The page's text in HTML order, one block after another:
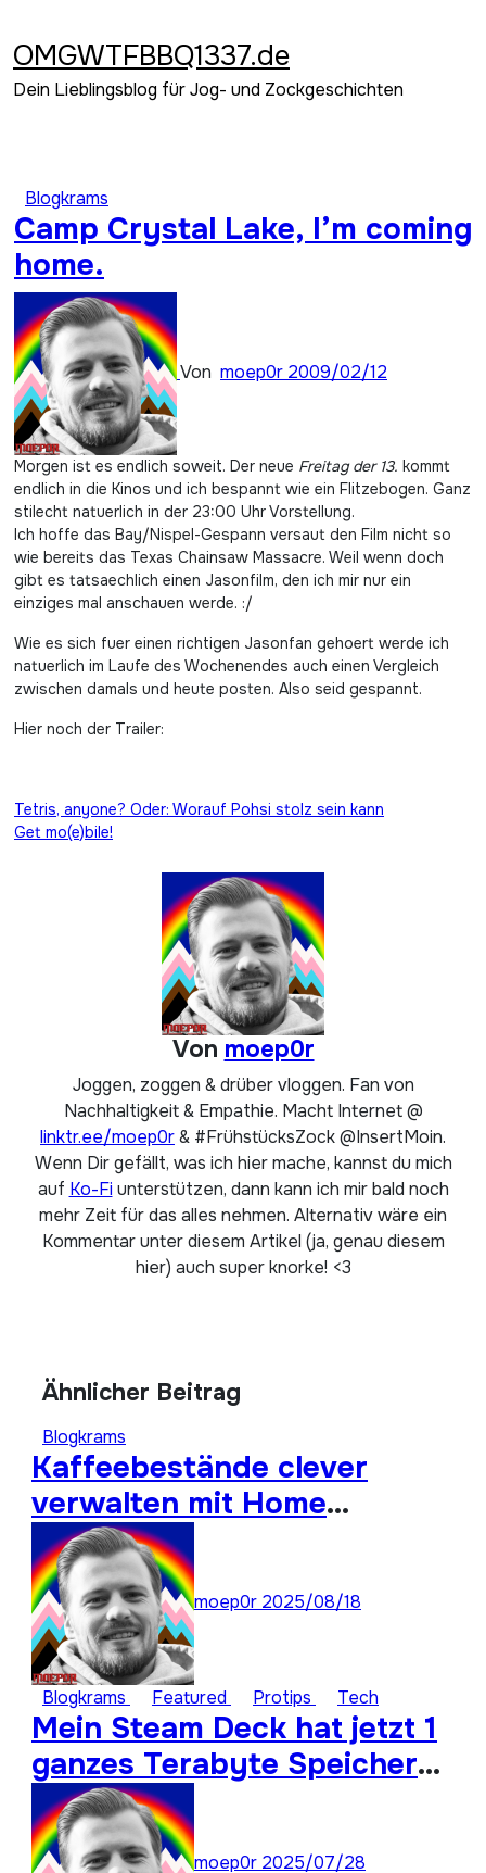
springen
OMGWTFBBQ1337.de
Dein Lieblingsblog für Jog- und Zockgeschichten
Blogkrams
Camp Crystal Lake, I’m coming
home.
Von moep0r 2009/02/12
Morgen ist es endlich soweit. Der neue Freitag der 13. kommt
endlich in die Kinos und ich bespannt wie ein Flitzebogen. Ganz
stilecht natuerlich in der 23:00 Uhr Vorstellung.
Ich hoffe das Bay/Nispel-Gespann versaut den Film nicht so
wie bereits das Texas Chainsaw Massacre. Weil wenn doch
gibt es tatsaechlich einen Jasonfilm, den ich mir nur ein
einziges mal anschauen werde. :/
Wie es sich fuer einen richtigen Jasonfan gehoert werde ich
natuerlich im Laufe des Wochenendes auch einen Vergleich
zwischen damals und heute posten. Also seid gespannt.
Hier noch der Trailer:
Beitragsnavigation
Tetris, anyone? Oder: Worauf Pohsi stolz sein kann
Get mo(e)bile!
Von moep0r
Joggen, zoggen & drüber vloggen. Fan von
Nachhaltigkeit & Empathie. Macht Internet @
linktr.ee/moep0r& #FrühstücksZock @InsertMoin.
Wenn Dir gefällt, was ich hier mache, kannst du mich
auf Ko-Fiunterstützen, dann kann ich mir bald noch
mehr Zeit für das alles nehmen. Alternativ wäre ein
Kommentar unter diesem Artikel (ja, genau diesem
hier) auch super knorke! <3
Ähnlicher Beitrag
Blogkrams
Kaffeebestände clever
verwalten mit Home
Assistant
moep0r 2025/08/18
Blogkrams Featured Protips Tech
Mein Steam Deck hat jetzt 1
ganzes Terabyte Speicher
für ungespielte Titel
moep0r 2025/07/28